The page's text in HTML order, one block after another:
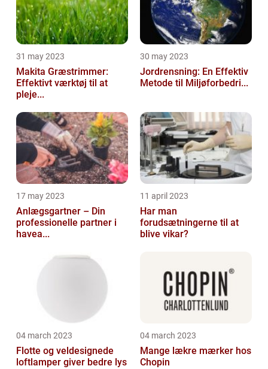
31 may 2023
Makita Græstrimmer:
Effektivt værktøj til at
pleje...
30 may 2023
Jordrensning: En Effektiv
Metode til Miljøforbedri...
17 may 2023
Anlægsgartner – Din
professionelle partner i
havea...
11 april 2023
Har man
forudsætningerne til at
blive vikar?
04 march 2023
Flotte og veldesignede
loftlamper giver bedre lys
04 march 2023
Mange lækre mærker hos
Chopin